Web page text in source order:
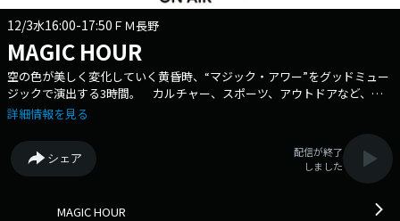
12/3水16:00-17:50 ＦＭ長野
MAGIC HOUR
空の色が美しく変化していく黄昏時、“マジック・アワー”をグッドミュー
ジックで演出する3時間。 カルチャー、スポーツ、アウトドアなど、ナ
ガノがより楽しくなる情報もご紹介。 Twitter・Instagramでも番組情報
す。 是非ご参加ください！ ▽16:21〜 【 ANTENNA 】 ＤＪのアン
テナに反応した“人、もの、こと”に注目。 ▽16:35〜 【 16時 Traffic
Information 】 交通情報をお送りします。 ▽16:41〜 【 いい部屋発
介！ ▽17:00〜 【 GLIM SPANKY RADIO Gloaming Nation 】 長野県出
詳細情報を見る
シェア
配信が終了
しました
MAGIC HOUR